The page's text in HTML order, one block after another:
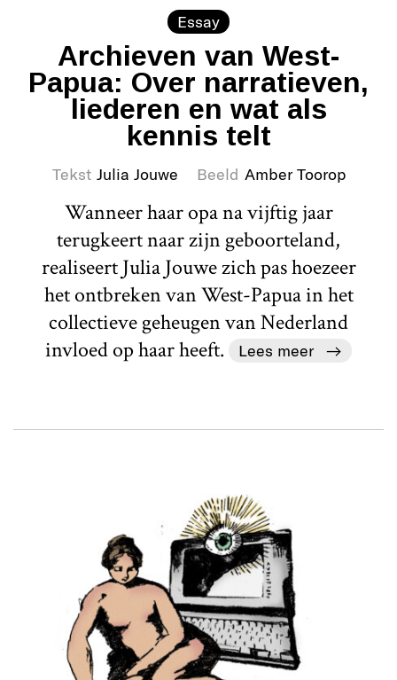
Essay
Archieven van West-
Papua: Over narratieven,
liederen en wat als
kennis telt
Tekst Julia Jouwe Beeld Amber Toorop
Wanneer haar opa na vijftig jaar
terugkeert naar zijn geboorteland,
realiseert Julia Jouwe zich pas hoezeer
het ontbreken van West-Papua in het
collectieve geheugen van Nederland
invloed op haar heeft.
Lees meer